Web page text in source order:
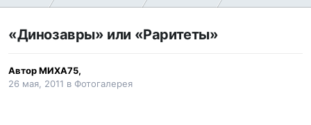
«Динозавры» или «Раритеты»
АвторМИХА75,
26 мая, 2011 в Фотогалерея